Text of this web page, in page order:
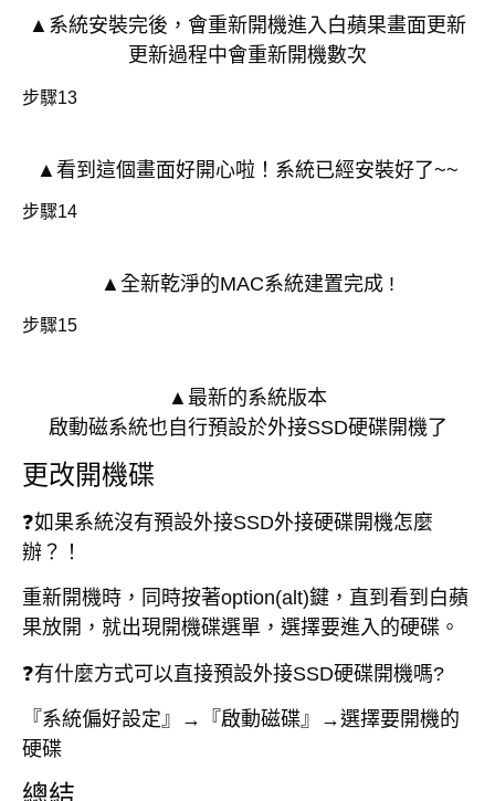
▲系統安裝完後，會重新開機進入白蘋果畫面更新
更新過程中會重新開機數次
步驟13
▲看到這個畫面好開心啦！系統已經安裝好了~~
步驟14
▲全新乾淨的MAC系統建置完成 !
步驟15
▲最新的系統版本
啟動磁系統也自行預設於外接SSD硬碟開機了
更改開機碟
❓如果系統沒有預設外接SSD外接硬碟開機怎麼
辦？！
重新開機時，同時按著option(alt)鍵，直到看到白蘋
果放開，就出現開機碟選單，選擇要進入的硬碟。
❓有什麼方式可以直接預設外接SSD硬碟開機嗎?
『系統偏好設定』→『啟動磁碟』→選擇要開機的
硬碟